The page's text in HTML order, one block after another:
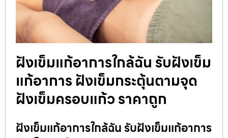
ฝังเข็มแก้อาการใกล้ฉัน รับฝังเข็ม
แก้อาการ ฝังเข็มกระตุ้นตามจุด
ฝังเข็มครอบแก้ว ราคาถูก
ฝังเข็มแก้อาการใกล้ฉัน รับฝังเข็มแก้อาการ